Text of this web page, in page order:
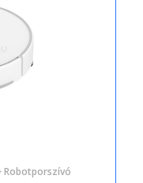
Robotporszívó